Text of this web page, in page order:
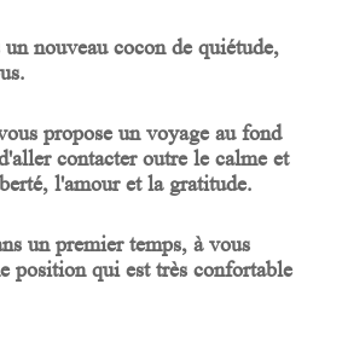
nouveau cocon de quiétude,
propose un voyage au fond
contacter outre le calme et
l'amour et la gratitude.
un premier temps, à vous
position qui est très confortable